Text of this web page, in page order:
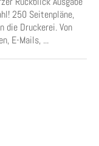
250 Seitenpläne,
die Druckerei. Von
E-Mails, ...